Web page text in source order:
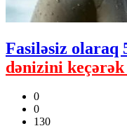
Fasiləsiz olaraq
dənizini
0
0
130